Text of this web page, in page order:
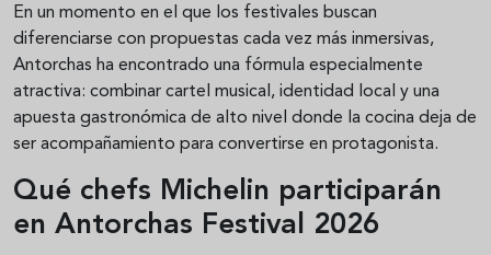
En un momento en el que los festivales buscan
diferenciarse con propuestas cada vez más inmersivas,
Antorchas ha encontrado una fórmula especialmente
atractiva: combinar cartel musical, identidad local y una
apuesta gastronómica de alto nivel donde la cocina deja de
ser acompañamiento para convertirse en protagonista.
Qué chefs Michelin participarán
en Antorchas Festival 2026